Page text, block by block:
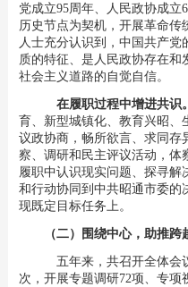
党成立95周年、人民政协成立
历史节点为契机，开展革命传
人士充分认识到，中国共产党
质的特征、是人民政协存在和
社会主义道路的自觉自信。
在履职过程中增进共识。
育、新型城镇化、教育兴昭、
议政协商，畅所欲言、求同存
察、调研和民主评议活动，体
履职中认识现实问题、探寻解
和行动协同到中共昭通市委的
现既定目标任务上。
（二）围绕中心，助推
五年来，共召开全体会
次，开展专题调研72项、专项